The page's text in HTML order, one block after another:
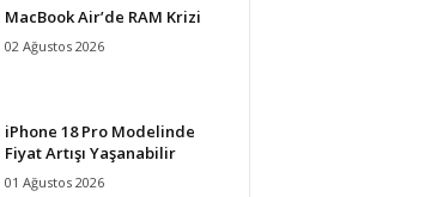
MacBook Air’de RAM Krizi
02 Ağustos 2026
iPhone 18 Pro Modelinde
Fiyat Artışı Yaşanabilir
01 Ağustos 2026